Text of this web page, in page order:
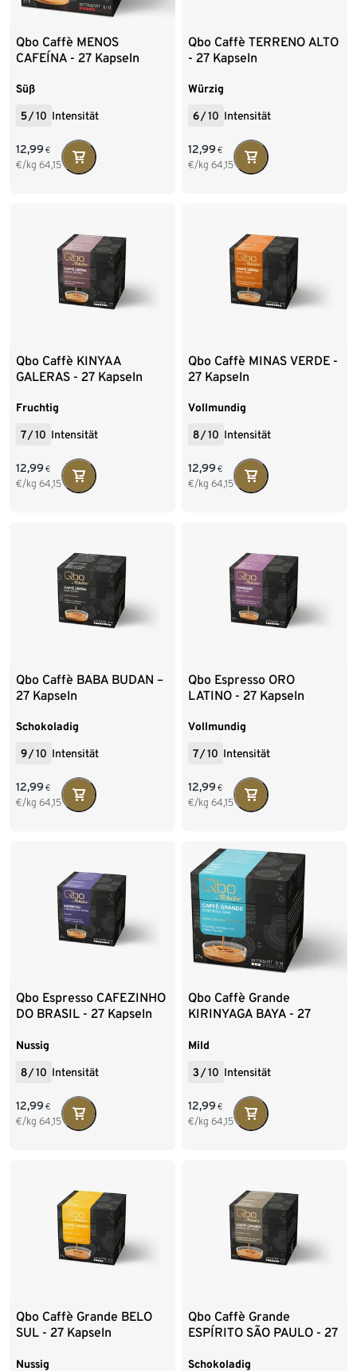
Qbo Caffè MENOS
CAFEÍNA - 27 Kapseln
Süß
5/10 Intensität
12,99 €
€/kg 64,15
Qbo Caffè TERRENO ALTO
- 27 Kapseln
Würzig
6/10 Intensität
12,99 €
€/kg 64,15
Qbo Caffè KINYAA
GALERAS - 27 Kapseln
Fruchtig
7/10 Intensität
12,99 €
€/kg 64,15
Qbo Caffè MINAS VERDE -
27 Kapseln
Vollmundig
8/10 Intensität
12,99 €
€/kg 64,15
Qbo Caffè BABA BUDAN –
27 Kapseln
Schokoladig
9/10 Intensität
12,99 €
€/kg 64,15
Qbo Espresso ORO
LATINO - 27 Kapseln
Vollmundig
7/10 Intensität
12,99 €
€/kg 64,15
Qbo Espresso CAFEZINHO
DO BRASIL - 27 Kapseln
Nussig
8/10 Intensität
12,99 €
€/kg 64,15
Qbo Caffè Grande
KIRINYAGA BAYA - 27
Mild
3 /10 Intensität
12,99 €
€/kg 64,15
Qbo Caffè Grande BELO
SUL - 27 Kapseln
Nussig
Qbo Caffè Grande
ESPÍRITO SÃO PAULO - 27
Schokoladig